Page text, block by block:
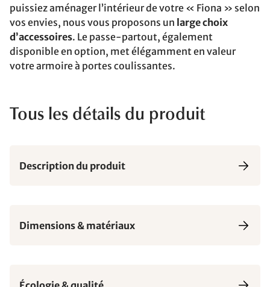
puissiez aménager l’intérieur de votre « Fiona » selon
vos envies, nous vous proposons un large choix
d’accessoires. Le passe-partout, également
disponible en option, met élégamment en valeur
votre armoire à portes coulissantes.
Tous les détails du produit
Description du produit
Dimensions & matériaux